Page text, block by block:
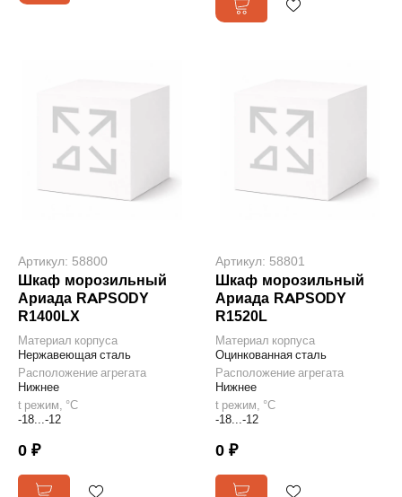
Артикул: 58800
Шкаф морозильный
Ариада RAPSODY
R1400LX
Материал корпуса
Нержавеющая сталь
Расположение агрегата
Нижнее
t режим, °С
-18...-12
0 ₽
Артикул: 58801
Шкаф морозильный
Ариада RAPSODY
R1520L
Материал корпуса
Оцинкованная сталь
Расположение агрегата
Нижнее
t режим, °С
-18...-12
0 ₽